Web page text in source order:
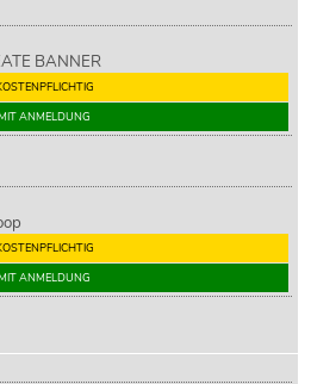
BANNER
ANMELDUNG
ANMELDUNG